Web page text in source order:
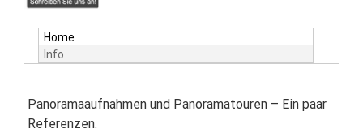
Home
Info
Panoramaaufnahmen und Panoramatouren – Ein paar
Referenzen.